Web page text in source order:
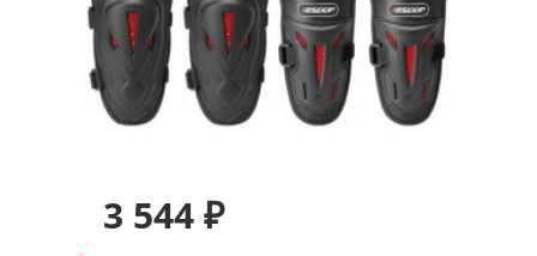
3 544 ₽